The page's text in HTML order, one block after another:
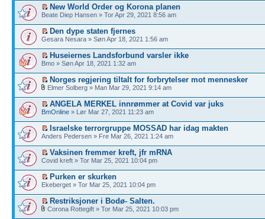
New World Order og Korona planen
Beate Diep Hansen » Tor Apr 29, 2021 8:56 am
Den dype staten fjernes
Gesara Nesara » Søn Apr 18, 2021 1:56 am
Huseiernes Landsforbund varsler ikke
Bmo » Søn Apr 18, 2021 1:32 am
Norges regjering tiltalt for forbrytelser mot mennesker
Elmer Solberg » Man Mar 29, 2021 9:14 am
ANGELA MERKEL innrømmer at Covid var juks
BmOnline » Lør Mar 27, 2021 11:23 am
Israelske terrorgruppe MOSSAD har idag makten
Anders Pedersen » Fre Mar 26, 2021 1:24 am
Vaksinen fremmer kreft, jfr mRNA
Covid kreft » Tor Mar 25, 2021 10:04 pm
Purken er skurken
Ekeberget » Tor Mar 25, 2021 10:04 pm
Restriksjoner i Bodø- Salten.
Corona Rottegift » Tor Mar 25, 2021 10:03 pm